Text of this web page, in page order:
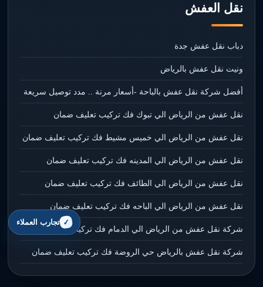
نقل العفش
دباب نقل عفش جدة
ونيت نقل عفش بالرياض
أفضل شركة نقل عفش بالباحة -أسعار مرنة .. مدد توصيل سريعة
نقل عفش من الرياض الي تبوك فك تركيب تعليف ضمان
نقل عفش من الرياض الي خميس مشيط فك تركيب تعليف ضمان
نقل عفش من الرياض الي المدينه فك تركيب تعليف ضمان
نقل عفش من الرياض الي الطائف فك تركيب تعليف ضمان
نقل عفش من الرياض الي الباحه فك تركيب تعليف ضمان
شركة نقل عفش من الرياض الي الدمام فك تركيب تعليف ضمان
شركة نقل عفش بالرياض حي الروضة فك تركيب تعليف ضمان
تجارب العملاء